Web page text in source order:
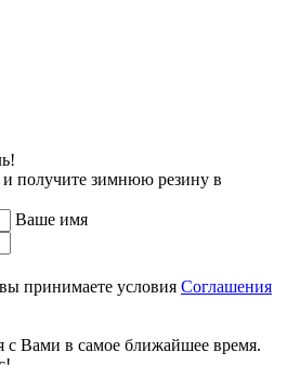
и получите зимнюю резину в
Ваше имя
принимаете условия Соглашения
с Вами в самое ближайшее время.